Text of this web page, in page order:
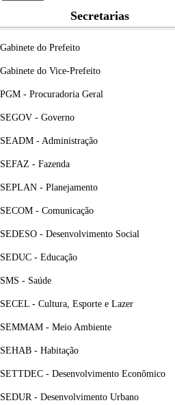
Secretarias
Gabinete do Prefeito
Gabinete do Vice-Prefeito
PGM - Procuradoria Geral
SEGOV - Governo
SEADM - Administração
SEFAZ - Fazenda
SEPLAN - Planejamento
SECOM - Comunicação
SEDESO - Desenvolvimento Social
SEDUC - Educação
SMS - Saúde
SECEL - Cultura, Esporte e Lazer
SEMMAM - Meio Ambiente
SEHAB - Habitação
SETTDEC - Desenvolvimento Econômico
SEDUR - Desenvolvimento Urbano